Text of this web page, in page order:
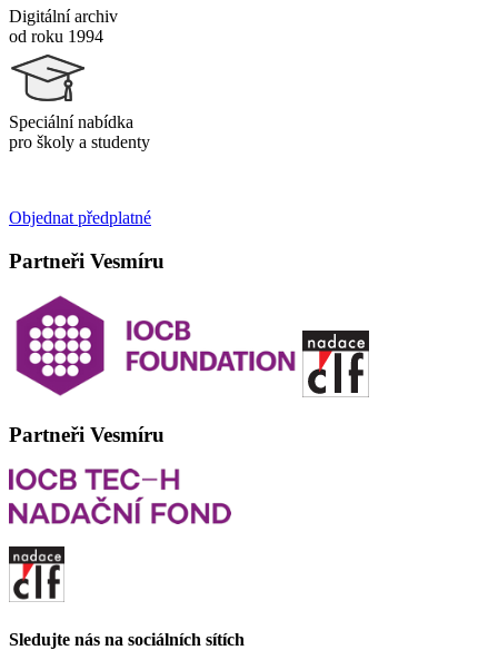
Digitální archiv
od roku 1994
Speciální nabídka
pro školy a studenty
Objednat předplatné
Partneři Vesmíru
Partneři Vesmíru
Sledujte nás na sociálních sítích